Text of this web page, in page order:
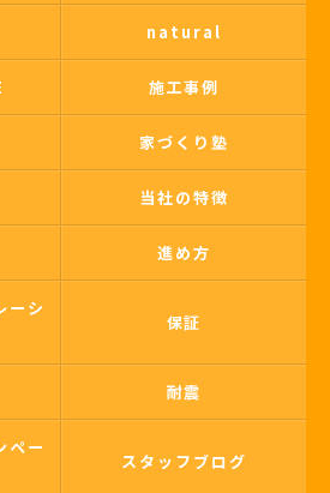
natural
施工事例
家づくり塾
当社の特徴
進め方
ーシ
保証
耐震
ペー
スタッフブログ